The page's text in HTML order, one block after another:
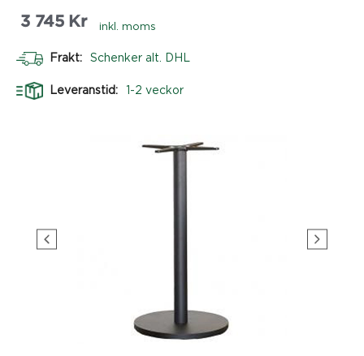
3 745 Kr inkl. moms
Frakt: Schenker alt. DHL
Leveranstid: 1-2 veckor